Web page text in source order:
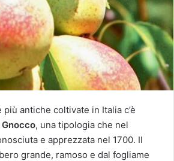
'
e
m
i
l
antiche coltivate in Italia c’è
, una tipologia che nel
e apprezzata nel 1700. Il
grande, ramoso e dal fogliame